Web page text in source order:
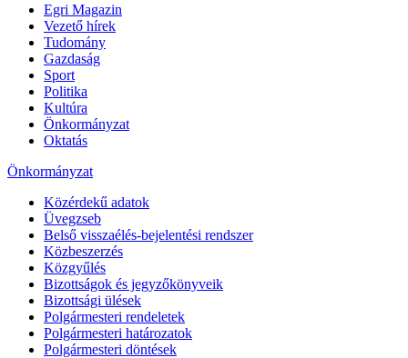
Egri Magazin
Vezető hírek
Tudomány
Gazdaság
Sport
Politika
Kultúra
Önkormányzat
Oktatás
Önkormányzat
Közérdekű adatok
Üvegzseb
Belső visszaélés-bejelentési rendszer
Közbeszerzés
Közgyűlés
Bizottságok és jegyzőkönyveik
Bizottsági ülések
Polgármesteri rendeletek
Polgármesteri határozatok
Polgármesteri döntések